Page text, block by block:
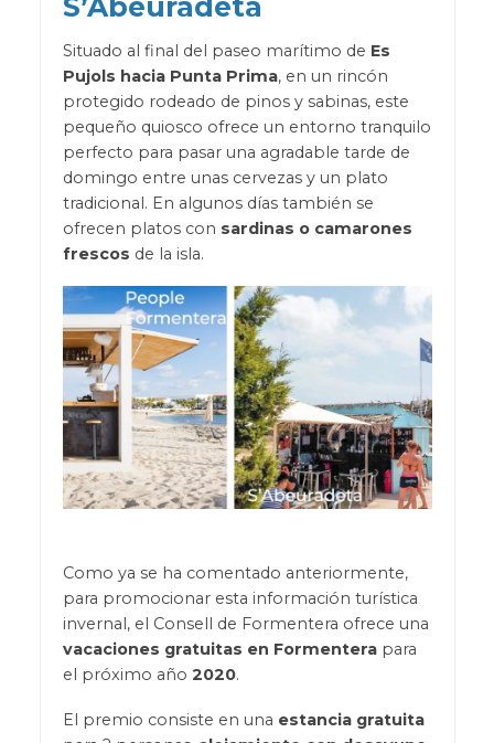
S’Abeuradeta
Situado al final del paseo marítimo de Es
Pujols hacia Punta Prima, en un rincón
protegido rodeado de pinos y sabinas, este
pequeño quiosco ofrece un entorno tranquilo
perfecto para pasar una agradable tarde de
domingo entre unas cervezas y un plato
tradicional. En algunos días también se
ofrecen platos con sardinas o camarones
frescos de la isla.
Como ya se ha comentado anteriormente,
para promocionar esta información turística
invernal, el Consell de Formentera ofrece una
vacaciones gratuitas en Formenterapara
el próximo año 2020.
El premio consiste en una estancia gratuita